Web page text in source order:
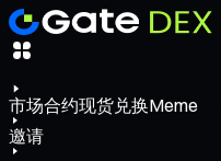
市场合约现货兑换Meme
邀请